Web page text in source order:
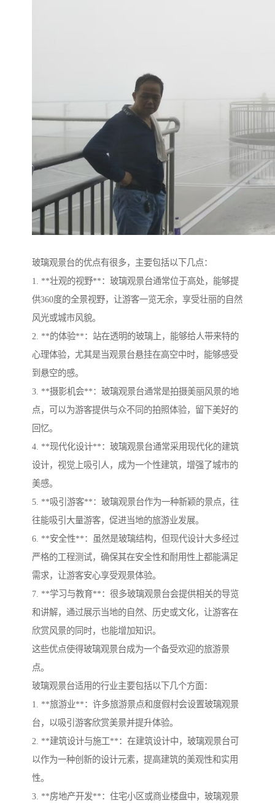
玻璃观景台的优点有很多，主要包括以下几点：
1. **壮观的视野**：玻璃观景台通常位于高处，能够提
供360度的全景视野，让游客一览无余，享受壮丽的自然
风光或城市风貌。
2. **的体验**：站在透明的玻璃上，能够给人带来特的
心理体验，尤其是当观景台悬挂在高空中时，能够感受
到悬空的感。
3. **摄影机会**：玻璃观景台通常是拍摄美丽风景的地
点，可以为游客提供与众不同的拍照体验，留下美好的
回忆。
4. **现代化设计**：玻璃观景台通常采用现代化的建筑
设计，视觉上吸引人，成为一个性建筑，增强了城市的
美感。
5. **吸引游客**：玻璃观景台作为一种新颖的景点，往
往能吸引大量游客，促进当地的旅游业发展。
6. **安全性**：虽然是玻璃结构，但现代设计大多经过
严格的工程测试，确保其在安全性和耐用性上都能满足
需求，让游客安心享受观景体验。
7. **学习与教育**：很多玻璃观景台会提供相关的导览
和讲解，通过展示当地的自然、历史或文化，让游客在
欣赏风景的同时，也能增加知识。
这些优点使得玻璃观景台成为一个备受欢迎的旅游景
点。
玻璃观景台适用的行业主要包括以下几个方面：
1. **旅游业**：许多旅游景点和度假村会设置玻璃观景
台，以吸引游客欣赏美景并提升体验。
2. **建筑设计与施工**：在建筑设计中，玻璃观景台可
以作为一种创新的设计元素，提高建筑的美观性和实用
性。
3. **房地产开发**：住宅小区或商业楼盘中，玻璃观景